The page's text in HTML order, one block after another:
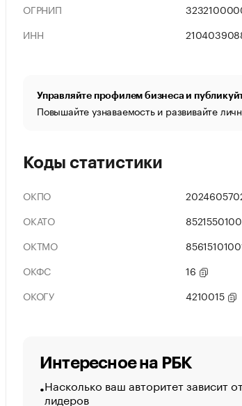
ОГРНИП
ИНН
Управляйте профилем бизнеса и
Повышайте узнаваемость и развивайте
Коды статистики
ОКПО
ОКАТО
ОКТМО
ОКФС
16
ОКОГУ
4210015
Интересное на РБК
Насколько ваш авторитет зависит
лидеров